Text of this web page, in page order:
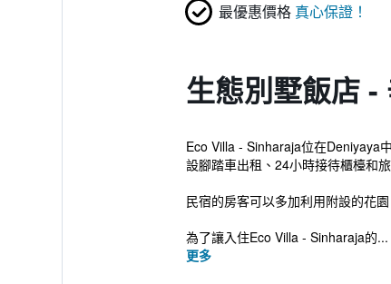
最優惠價格 真心保證！
生態別墅飯店 -
Eco Villa - Sinharaja位在Deniyaya
設腳踏車出租、24小時接待櫃檯和
民宿的房客可以多加利用附設的花
為了讓入住Eco Villa - Sinharaja的...
更多